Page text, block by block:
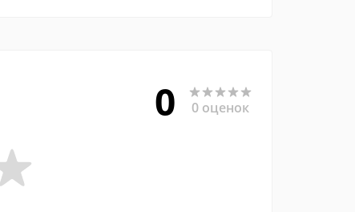
0 0 оценок